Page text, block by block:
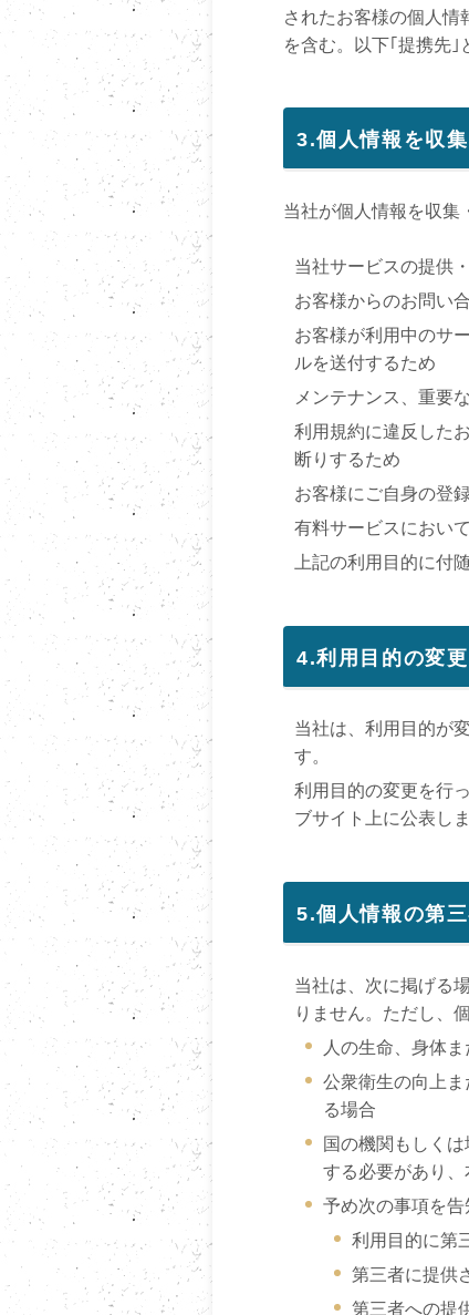
されたお客様の個人
を含む。以下｢提携先｣
3.個人情報を収
当社が個人情報を収集
当社サービスの提供
お客様からのお問い
お客様が利用中のサ
ルを送付するため
メンテナンス、重要
利用規約に違反した
断りするため
お客様にご自身の登
有料サービスにおい
上記の利用目的に付
4.利用目的の変
当社は、利用目的が
す。
利用目的の変更を行
ブサイト上に公表しま
5.個人情報の第
当社は、次に掲げる
りません。ただし、
人の生命、身体
公衆衛生の向上
る場合
国の機関もしく
する必要があり
予め次の事項を
利用目的に第
第三者に提供
第三者への提